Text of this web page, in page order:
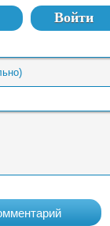
Войти